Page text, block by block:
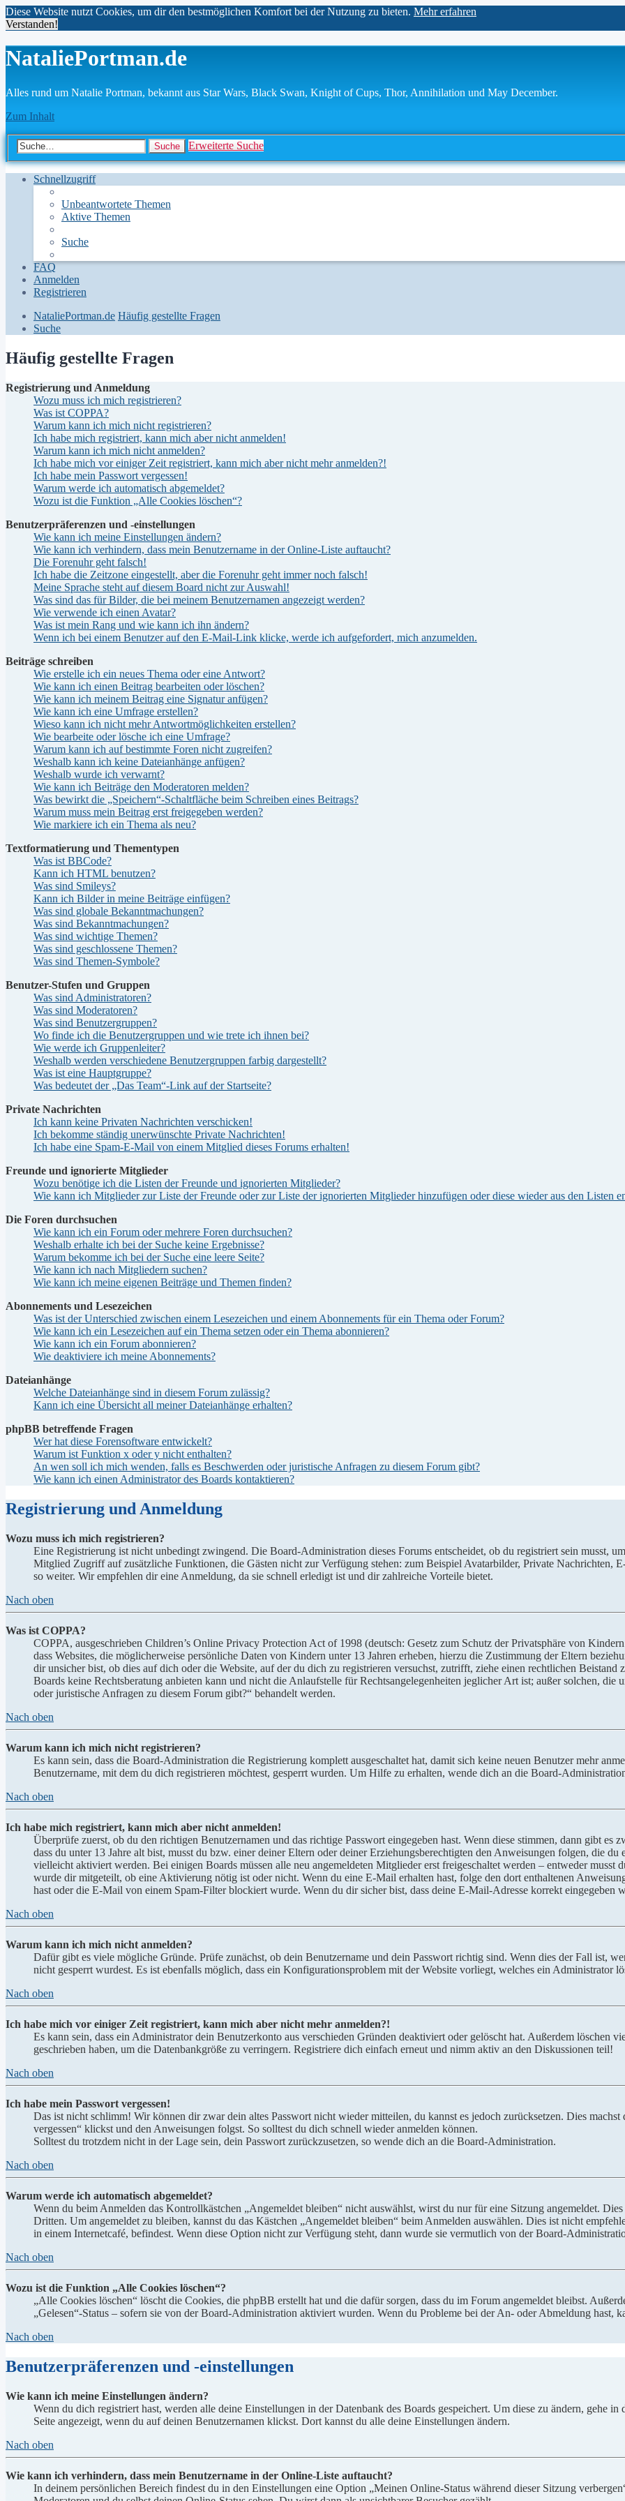
Diese Website nutzt Cookies, um dir den bestmöglichen Komfort bei der Nutzung zu bieten. Mehr erfahren
Verstanden!
NataliePortman.de
Alles rund um Natalie Portman, bekannt aus Star Wars, Black Swan, Knight of Cups, Thor, Annihilation und May December.
Zum Inhalt
Suche Erweiterte Suche
Schnellzugriff
Unbeantwortete Themen
Aktive Themen
Suche
FAQ
Anmelden
Registrieren
NataliePortman.de Häufig gestellte Fragen
Suche
Häufig gestellte Fragen
Registrierung und Anmeldung
Wozu muss ich mich registrieren?
Was ist COPPA?
Warum kann ich mich nicht registrieren?
Ich habe mich registriert, kann mich aber nicht anmelden!
Warum kann ich mich nicht anmelden?
Ich habe mich vor einiger Zeit registriert, kann mich aber nicht mehr anmelden?!
Ich habe mein Passwort vergessen!
Warum werde ich automatisch abgemeldet?
Wozu ist die Funktion „Alle Cookies löschen“?
Benutzerpräferenzen und -einstellungen
Wie kann ich meine Einstellungen ändern?
Wie kann ich verhindern, dass mein Benutzername in der Online-Liste auftaucht?
Die Forenuhr geht falsch!
Ich habe die Zeitzone eingestellt, aber die Forenuhr geht immer noch falsch!
Meine Sprache steht auf diesem Board nicht zur Auswahl!
Was sind das für Bilder, die bei meinem Benutzernamen angezeigt werden?
Wie verwende ich einen Avatar?
Was ist mein Rang und wie kann ich ihn ändern?
Wenn ich bei einem Benutzer auf den E-Mail-Link klicke, werde ich aufgefordert, mich anzumelden.
Beiträge schreiben
Wie erstelle ich ein neues Thema oder eine Antwort?
Wie kann ich einen Beitrag bearbeiten oder löschen?
Wie kann ich meinem Beitrag eine Signatur anfügen?
Wie kann ich eine Umfrage erstellen?
Wieso kann ich nicht mehr Antwortmöglichkeiten erstellen?
Wie bearbeite oder lösche ich eine Umfrage?
Warum kann ich auf bestimmte Foren nicht zugreifen?
Weshalb kann ich keine Dateianhänge anfügen?
Weshalb wurde ich verwarnt?
Wie kann ich Beiträge den Moderatoren melden?
Was bewirkt die „Speichern“-Schaltfläche beim Schreiben eines Beitrags?
Warum muss mein Beitrag erst freigegeben werden?
Wie markiere ich ein Thema als neu?
Textformatierung und Thementypen
Was ist BBCode?
Kann ich HTML benutzen?
Was sind Smileys?
Kann ich Bilder in meine Beiträge einfügen?
Was sind globale Bekanntmachungen?
Was sind Bekanntmachungen?
Was sind wichtige Themen?
Was sind geschlossene Themen?
Was sind Themen-Symbole?
Benutzer-Stufen und Gruppen
Was sind Administratoren?
Was sind Moderatoren?
Was sind Benutzergruppen?
Wo finde ich die Benutzergruppen und wie trete ich ihnen bei?
Wie werde ich Gruppenleiter?
Weshalb werden verschiedene Benutzergruppen farbig dargestellt?
Was ist eine Hauptgruppe?
Was bedeutet der „Das Team“-Link auf der Startseite?
Private Nachrichten
Ich kann keine Privaten Nachrichten verschicken!
Ich bekomme ständig unerwünschte Private Nachrichten!
Ich habe eine Spam-E-Mail von einem Mitglied dieses Forums erhalten!
Freunde und ignorierte Mitglieder
Wozu benötige ich die Listen der Freunde und ignorierten Mitglieder?
Wie kann ich Mitglieder zur Liste der Freunde oder zur Liste der ignorierten Mitglieder hinzufügen oder diese wieder aus den Listen
Die Foren durchsuchen
Wie kann ich ein Forum oder mehrere Foren durchsuchen?
Weshalb erhalte ich bei der Suche keine Ergebnisse?
Warum bekomme ich bei der Suche eine leere Seite?
Wie kann ich nach Mitgliedern suchen?
Wie kann ich meine eigenen Beiträge und Themen finden?
Abonnements und Lesezeichen
Was ist der Unterschied zwischen einem Lesezeichen und einem Abonnements für ein Thema oder Forum?
Wie kann ich ein Lesezeichen auf ein Thema setzen oder ein Thema abonnieren?
Wie kann ich ein Forum abonnieren?
Wie deaktiviere ich meine Abonnements?
Dateianhänge
Welche Dateianhänge sind in diesem Forum zulässig?
Kann ich eine Übersicht all meiner Dateianhänge erhalten?
phpBB betreffende Fragen
Wer hat diese Forensoftware entwickelt?
Warum ist Funktion x oder y nicht enthalten?
An wen soll ich mich wenden, falls es Beschwerden oder juristische Anfragen zu diesem Forum gibt?
Wie kann ich einen Administrator des Boards kontaktieren?
Registrierung und Anmeldung
Wozu muss ich mich registrieren?
Eine Registrierung ist nicht unbedingt zwingend. Die Board-Administration dieses Forums entscheidet, ob du registriert sein musst,
Mitglied Zugriff auf zusätzliche Funktionen, die Gästen nicht zur Verfügung stehen: zum Beispiel Avatarbilder, Private Nachrichten,
so weiter. Wir empfehlen dir eine Anmeldung, da sie schnell erledigt ist und dir zahlreiche Vorteile bietet.
Nach oben
Was ist COPPA?
COPPA, ausgeschrieben Children’s Online Privacy Protection Act of 1998 (deutsch: Gesetz zum Schutz der Privatsphäre von
dass Websites, die möglicherweise persönliche Daten von Kindern unter 13 Jahren erheben, hierzu die Zustimmung der Eltern
dir unsicher bist, ob dies auf dich oder die Website, auf der du dich zu registrieren versuchst, zutrifft, ziehe einen rechtlichen
Boards keine Rechtsberatung anbieten kann und nicht die Anlaufstelle für Rechtsangelegenheiten jeglicher Art ist; außer solchen,
oder juristische Anfragen zu diesem Forum gibt?“ behandelt werden.
Nach oben
Warum kann ich mich nicht registrieren?
Es kann sein, dass die Board-Administration die Registrierung komplett ausgeschaltet hat, damit sich keine neuen Benutzer mehr
Benutzername, mit dem du dich registrieren möchtest, gesperrt wurden. Um Hilfe zu erhalten, wende dich an die Board-
Nach oben
Ich habe mich registriert, kann mich aber nicht anmelden!
Überprüfe zuerst, ob du den richtigen Benutzernamen und das richtige Passwort eingegeben hast. Wenn diese stimmen, dann gibt es
dass du unter 13 Jahre alt bist, musst du bzw. einer deiner Eltern oder deiner Erziehungsberechtigten den Anweisungen folgen, die
vielleicht aktiviert werden. Bei einigen Boards müssen alle neu angemeldeten Mitglieder erst freigeschaltet werden – entweder musst
wurde dir mitgeteilt, ob eine Aktivierung nötig ist oder nicht. Wenn du eine E-Mail erhalten hast, folge den dort enthaltenen
hast oder die E-Mail von einem Spam-Filter blockiert wurde. Wenn du dir sicher bist, dass deine E-Mail-Adresse korrekt eingegeben
Nach oben
Warum kann ich mich nicht anmelden?
Dafür gibt es viele mögliche Gründe. Prüfe zunächst, ob dein Benutzername und dein Passwort richtig sind. Wenn dies der Fall ist,
nicht gesperrt wurdest. Es ist ebenfalls möglich, dass ein Konfigurationsproblem mit der Website vorliegt, welches ein Administrator
Nach oben
Ich habe mich vor einiger Zeit registriert, kann mich aber nicht mehr anmelden?!
Es kann sein, dass ein Administrator dein Benutzerkonto aus verschieden Gründen deaktiviert oder gelöscht hat. Außerdem löschen
geschrieben haben, um die Datenbankgröße zu verringern. Registriere dich einfach erneut und nimm aktiv an den Diskussionen teil!
Nach oben
Ich habe mein Passwort vergessen!
Das ist nicht schlimm! Wir können dir zwar dein altes Passwort nicht wieder mitteilen, du kannst es jedoch zurücksetzen. Dies
vergessen“ klickst und den Anweisungen folgst. So solltest du dich schnell wieder anmelden können.
Solltest du trotzdem nicht in der Lage sein, dein Passwort zurückzusetzen, so wende dich an die Board-Administration.
Nach oben
Warum werde ich automatisch abgemeldet?
Wenn du beim Anmelden das Kontrollkästchen „Angemeldet bleiben“ nicht auswählst, wirst du nur für eine Sitzung angemeldet.
Dritten. Um angemeldet zu bleiben, kannst du das Kästchen „Angemeldet bleiben“ beim Anmelden auswählen. Dies ist nicht
in einem Internetcafé, befindest. Wenn diese Option nicht zur Verfügung steht, dann wurde sie vermutlich von der Board-
Nach oben
Wozu ist die Funktion „Alle Cookies löschen“?
„Alle Cookies löschen“ löscht die Cookies, die phpBB erstellt hat und die dafür sorgen, dass du im Forum angemeldet bleibst.
„Gelesen“-Status – sofern sie von der Board-Administration aktiviert wurden. Wenn du Probleme bei der An- oder Abmeldung hast,
Nach oben
Benutzerpräferenzen und -einstellungen
Wie kann ich meine Einstellungen ändern?
Wenn du dich registriert hast, werden alle deine Einstellungen in der Datenbank des Boards gespeichert. Um diese zu ändern, gehe
Seite angezeigt, wenn du auf deinen Benutzernamen klickst. Dort kannst du alle deine Einstellungen ändern.
Nach oben
Wie kann ich verhindern, dass mein Benutzername in der Online-Liste auftaucht?
In deinem persönlichen Bereich findest du in den Einstellungen eine Option „Meinen Online-Status während dieser Sitzung